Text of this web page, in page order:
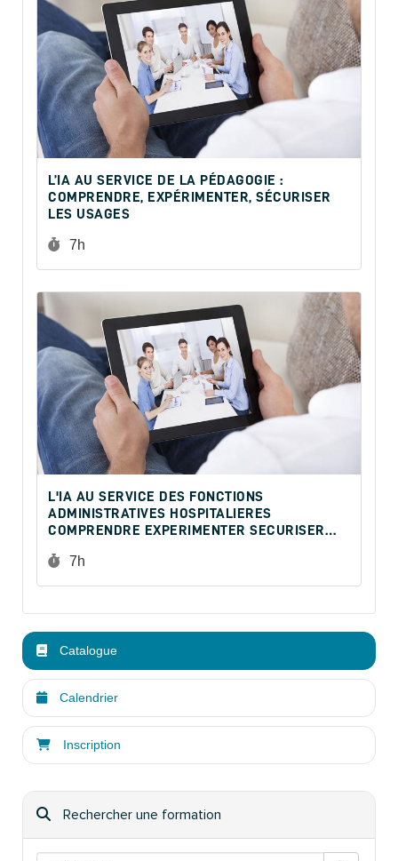
L’IA AU SERVICE DE LA PÉDAGOGIE :
COMPRENDRE, EXPÉRIMENTER, SÉCURISER
LES USAGES
Durée :
7h
L'IA AU SERVICE DES FONCTIONS
ADMINISTRATIVES HOSPITALIERES
COMPRENDRE EXPERIMENTER SECURISER
Durée :
7h
Catalogue
Calendrier
Inscription
Rechercher une formation